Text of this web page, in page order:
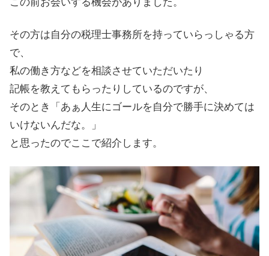
その方は自分の税理士事務所を持っていらっしゃる方
で、
私の働き方などを相談させていただいたり
記帳を教えてもらったりしているのですが、
そのとき「あぁ人生にゴールを自分で勝手に決めては
いけないんだな。」
と思ったのでここで紹介します。